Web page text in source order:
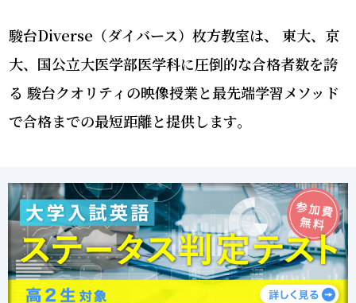
駿台Diverse（ダイバース）枚方教室は、
東大、京
大、国公立大医学部医学科に圧倒的な合格者数を誇
る 駿台クオリティの映像授業と最先端学習メソッド
で合格までの最短距離と提供します。